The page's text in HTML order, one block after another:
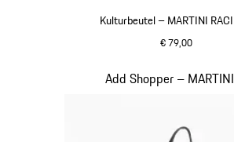
Kulturbeutel – MARTINI
€ 79,00
Add Shopper –